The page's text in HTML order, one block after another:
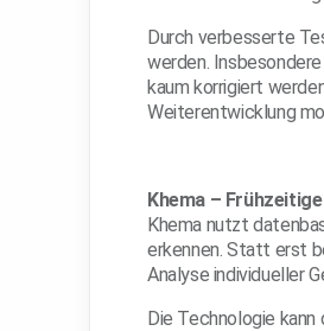
Durch verbesserte
werden.
kaum korrigiert
Weiterentwicklung
Khema –
Khema nutzt
erkennen. Statt erst
Analyse individueller
Die Technologie